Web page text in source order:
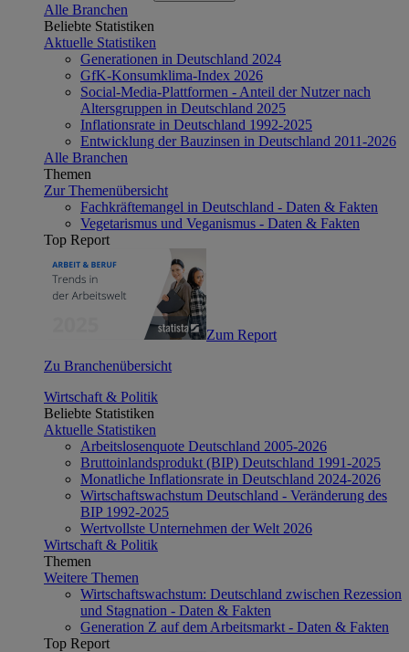
Alle Branchen
Beliebte Statistiken
Aktuelle Statistiken
Generationen in Deutschland 2024
GfK-Konsumklima-Index 2026
Social-Media-Plattformen - Anteil der Nutzer nach
Altersgruppen in Deutschland 2025
Inflationsrate in Deutschland 1992-2025
Entwicklung der Bauzinsen in Deutschland 2011-2026
Alle Branchen
Themen
Zur Themenübersicht
Fachkräftemangel in Deutschland - Daten & Fakten
Vegetarismus und Veganismus - Daten & Fakten
Top Report
Zum Report
Zu Branchenübersicht
Wirtschaft & Politik
Beliebte Statistiken
Aktuelle Statistiken
Arbeitslosenquote Deutschland 2005-2026
Bruttoinlandsprodukt (BIP) Deutschland 1991-2025
Monatliche Inflationsrate in Deutschland 2024-2026
Wirtschaftswachstum Deutschland - Veränderung des
BIP 1992-2025
Wertvollste Unternehmen der Welt 2026
Wirtschaft & Politik
Themen
Weitere Themen
Wirtschaftswachstum: Deutschland zwischen Rezession
und Stagnation - Daten & Fakten
Generation Z auf dem Arbeitsmarkt - Daten & Fakten
Top Report